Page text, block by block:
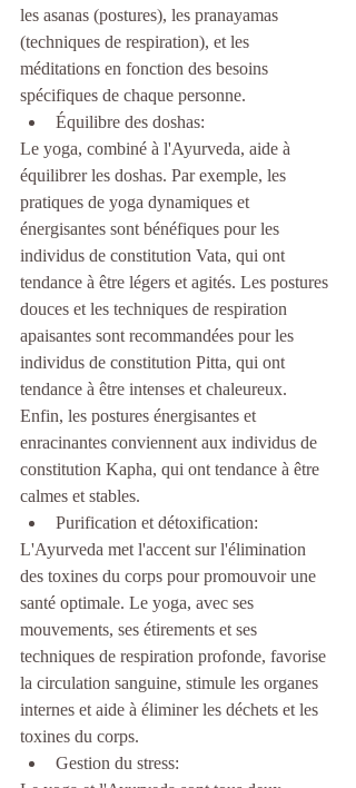
les asanas (postures), les pranayamas
(techniques de respiration), et les
méditations en fonction des besoins
spécifiques de chaque personne.
Équilibre des doshas:
Le yoga, combiné à l'Ayurveda, aide à
équilibrer les doshas. Par exemple, les
pratiques de yoga dynamiques et
énergisantes sont bénéfiques pour les
individus de constitution Vata, qui ont
tendance à être légers et agités. Les postures
douces et les techniques de respiration
apaisantes sont recommandées pour les
individus de constitution Pitta, qui ont
tendance à être intenses et chaleureux.
Enfin, les postures énergisantes et
enracinantes conviennent aux individus de
constitution Kapha, qui ont tendance à être
calmes et stables.
Purification et détoxification:
L'Ayurveda met l'accent sur l'élimination
des toxines du corps pour promouvoir une
santé optimale. Le yoga, avec ses
mouvements, ses étirements et ses
techniques de respiration profonde, favorise
la circulation sanguine, stimule les organes
internes et aide à éliminer les déchets et les
toxines du corps.
Gestion du stress: